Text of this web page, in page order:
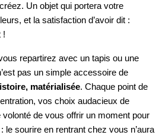
Un objet qui portera votre
et la satisfaction d’avoir dit :
!
repartirez avec un tapis ou une
pas un simple accessoire de
matérialisée. Chaque point de
vos choix audacieux de
de vous offrir un moment pour
le sourire en rentrant chez vous n’aura